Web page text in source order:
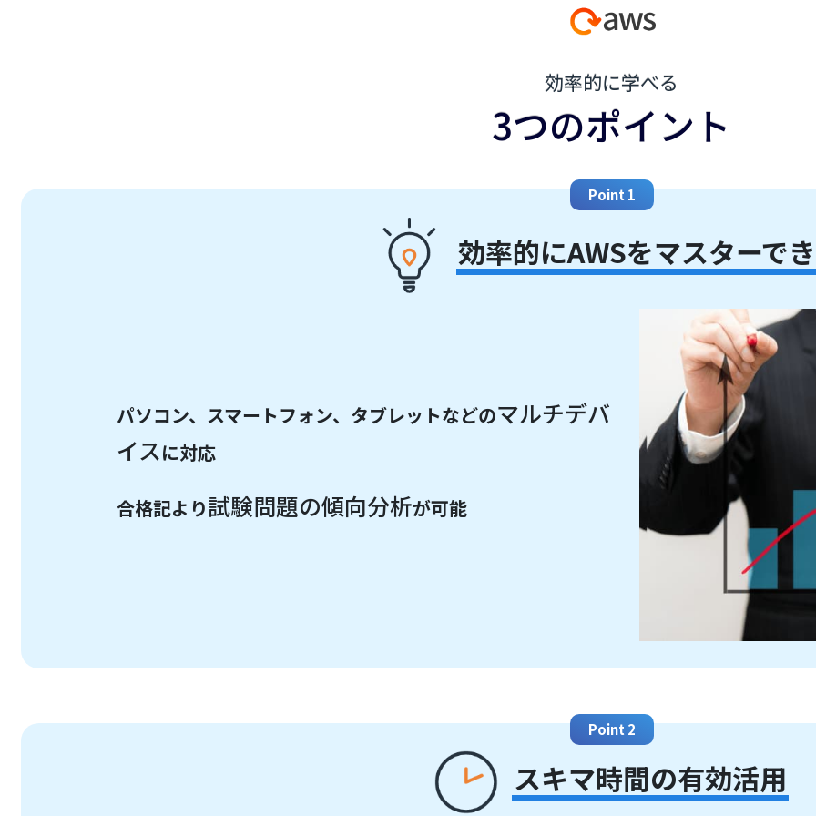
効率的に学べる
3つのポイント
Point 1
効率的にAWSをマスターで
パソコン、スマートフォン、タブレットなどのマルチデバ
イスに対応
合格記より試験問題の傾向分析が可能
Point 2
スキマ時間の有効活用